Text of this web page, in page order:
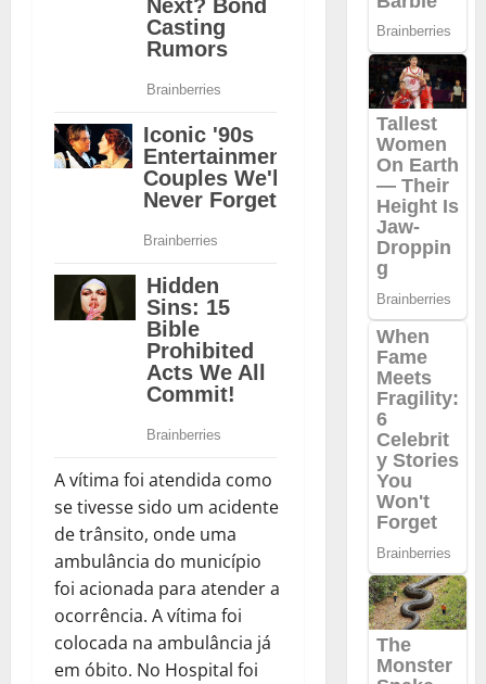
A vítima foi atendida como
se tivesse sido um acidente
de trânsito, onde uma
ambulância do município
foi acionada para atender a
ocorrência. A vítima foi
colocada na ambulância já
em óbito. No Hospital foi